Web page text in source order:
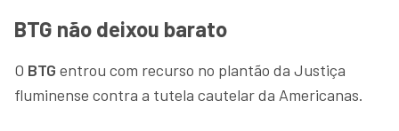
BTG não deixou barato
O BTG entrou com recurso no plantão da Justiça
fluminense contra a tutela cautelar da Americanas.